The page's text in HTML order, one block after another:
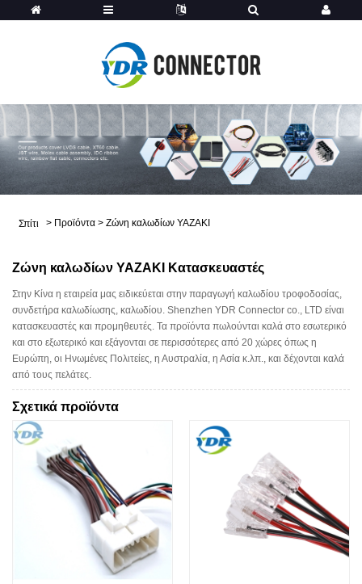
Σπίτι > Προϊόντα > Ζώνη καλωδίων YAZAKI
Ζώνη καλωδίων YAZAKI Κατασκευαστές
Στην Κίνα η εταιρεία μας ειδικεύεται στην παραγωγή καλωδίου τροφοδοσίας,
συνδετήρα καλωδίωσης, καλωδίου. Shenzhen YDR Connector co., LTD είναι
κατασκευαστές και προμηθευτές. Τα προϊόντα πωλούνται καλά στο εσωτερικό
και στο εξωτερικό και εξάγονται σε περισσότερες από 20 χώρες όπως η
Ευρώπη, οι Ηνωμένες Πολιτείες, η Αυστραλία, η Ασία κ.λπ., και δέχονται καλά
από τους πελάτες.
Σχετικά προϊόντα